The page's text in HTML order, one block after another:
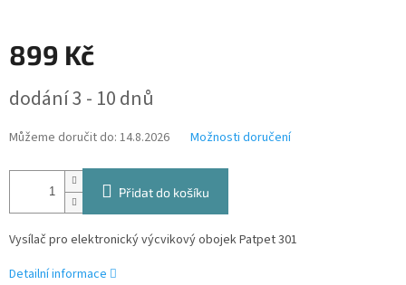
899 Kč
cena:
dodání 3 - 10 dnů
Můžeme doručit do: 14.8.2026 Možnosti doručení
Přidat do košíku
Vysílač pro elektronický výcvikový obojek Patpet 301
Detailní informace